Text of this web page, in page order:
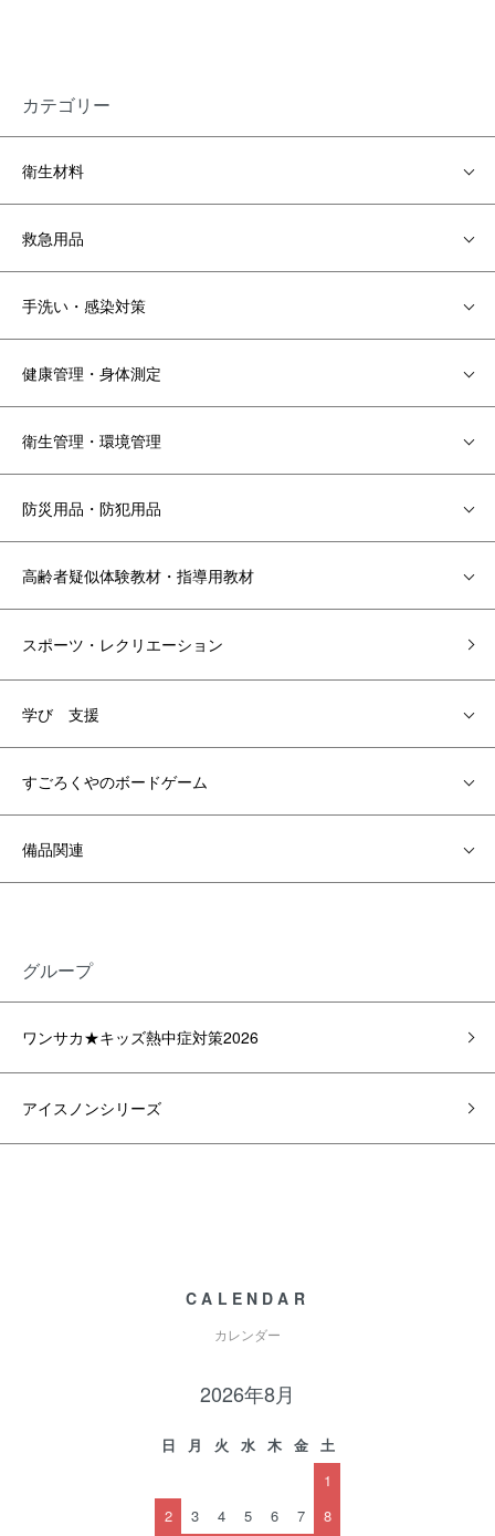
カテゴリー
衛生材料
救急用品
手洗い・感染対策
健康管理・身体測定
衛生管理・環境管理
防災用品・防犯用品
高齢者疑似体験教材・指導用教材
スポーツ・レクリエーション
学び 支援
すごろくやのボードゲーム
備品関連
グループ
ワンサカ★キッズ熱中症対策2026
アイスノンシリーズ
CALENDAR
カレンダー
2026年8月
日 月 火 水 木 金
土
1
2
3 4 5 6 7
8